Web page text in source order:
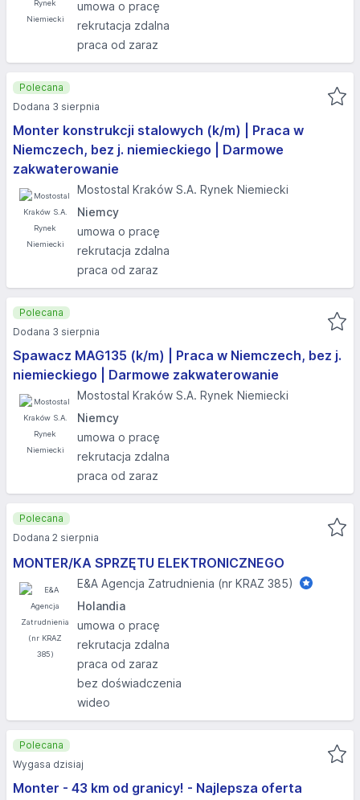
umowa o pracę
rekrutacja zdalna
praca od zaraz
Monter konstrukcji stalowych (k/m) | Praca w
Niemczech, bez j. niemieckiego | Darmowe
zakwaterowanie
Mostostal Kraków S.A. Rynek Niemiecki
Niemcy
umowa o pracę
rekrutacja zdalna
praca od zaraz
Polecana
Dodana 3 sierpnia
Spawacz MAG135 (k/m) | Praca w Niemczech, bez j.
niemieckiego | Darmowe zakwaterowanie
Mostostal Kraków S.A. Rynek Niemiecki
Niemcy
umowa o pracę
rekrutacja zdalna
praca od zaraz
Polecana
Dodana 3 sierpnia
MONTER/KA SPRZĘTU ELEKTRONICZNEGO
E&A Agencja Zatrudnienia (nr KRAZ 385)
Holandia
umowa o pracę
rekrutacja zdalna
praca od zaraz
bez doświadczenia
wideo
Polecana
Dodana 2 sierpnia
Monter - 43 km od granicy! - Najlepsza oferta
Polecana
Wygasa dzisiaj